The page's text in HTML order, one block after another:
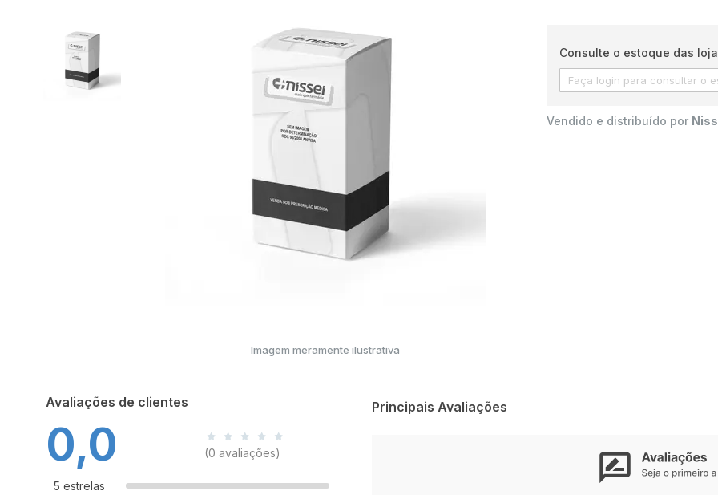
Imagem meramente ilustrativa
Consulte o estoque das
Vendido e distribuído por
Avaliações de clientes
0,0 (0 avaliações)
5 estrelas
Principais Avaliações